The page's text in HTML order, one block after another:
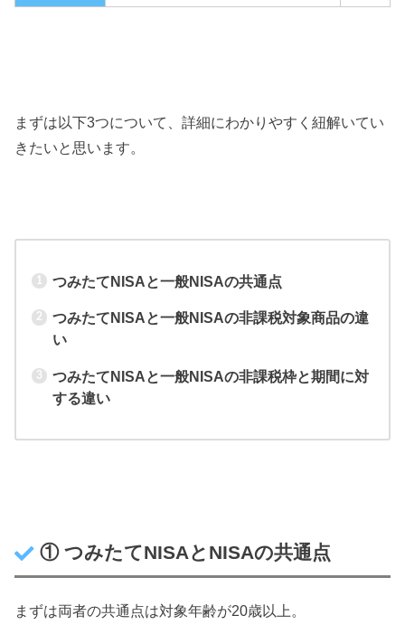
まずは以下3つについて、詳細にわかりやすく紐解いてい
きたいと思います。
つみたてNISAと一般NISAの共通点
つみたてNISAと一般NISAの非課税対象商品の違
い
つみたてNISAと一般NISAの非課税枠と期間に対
する違い
① つみたてNISAとNISAの共通点
まずは両者の共通点は対象年齢が20歳以上。